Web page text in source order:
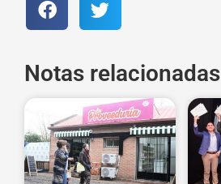
Notas relacionadas